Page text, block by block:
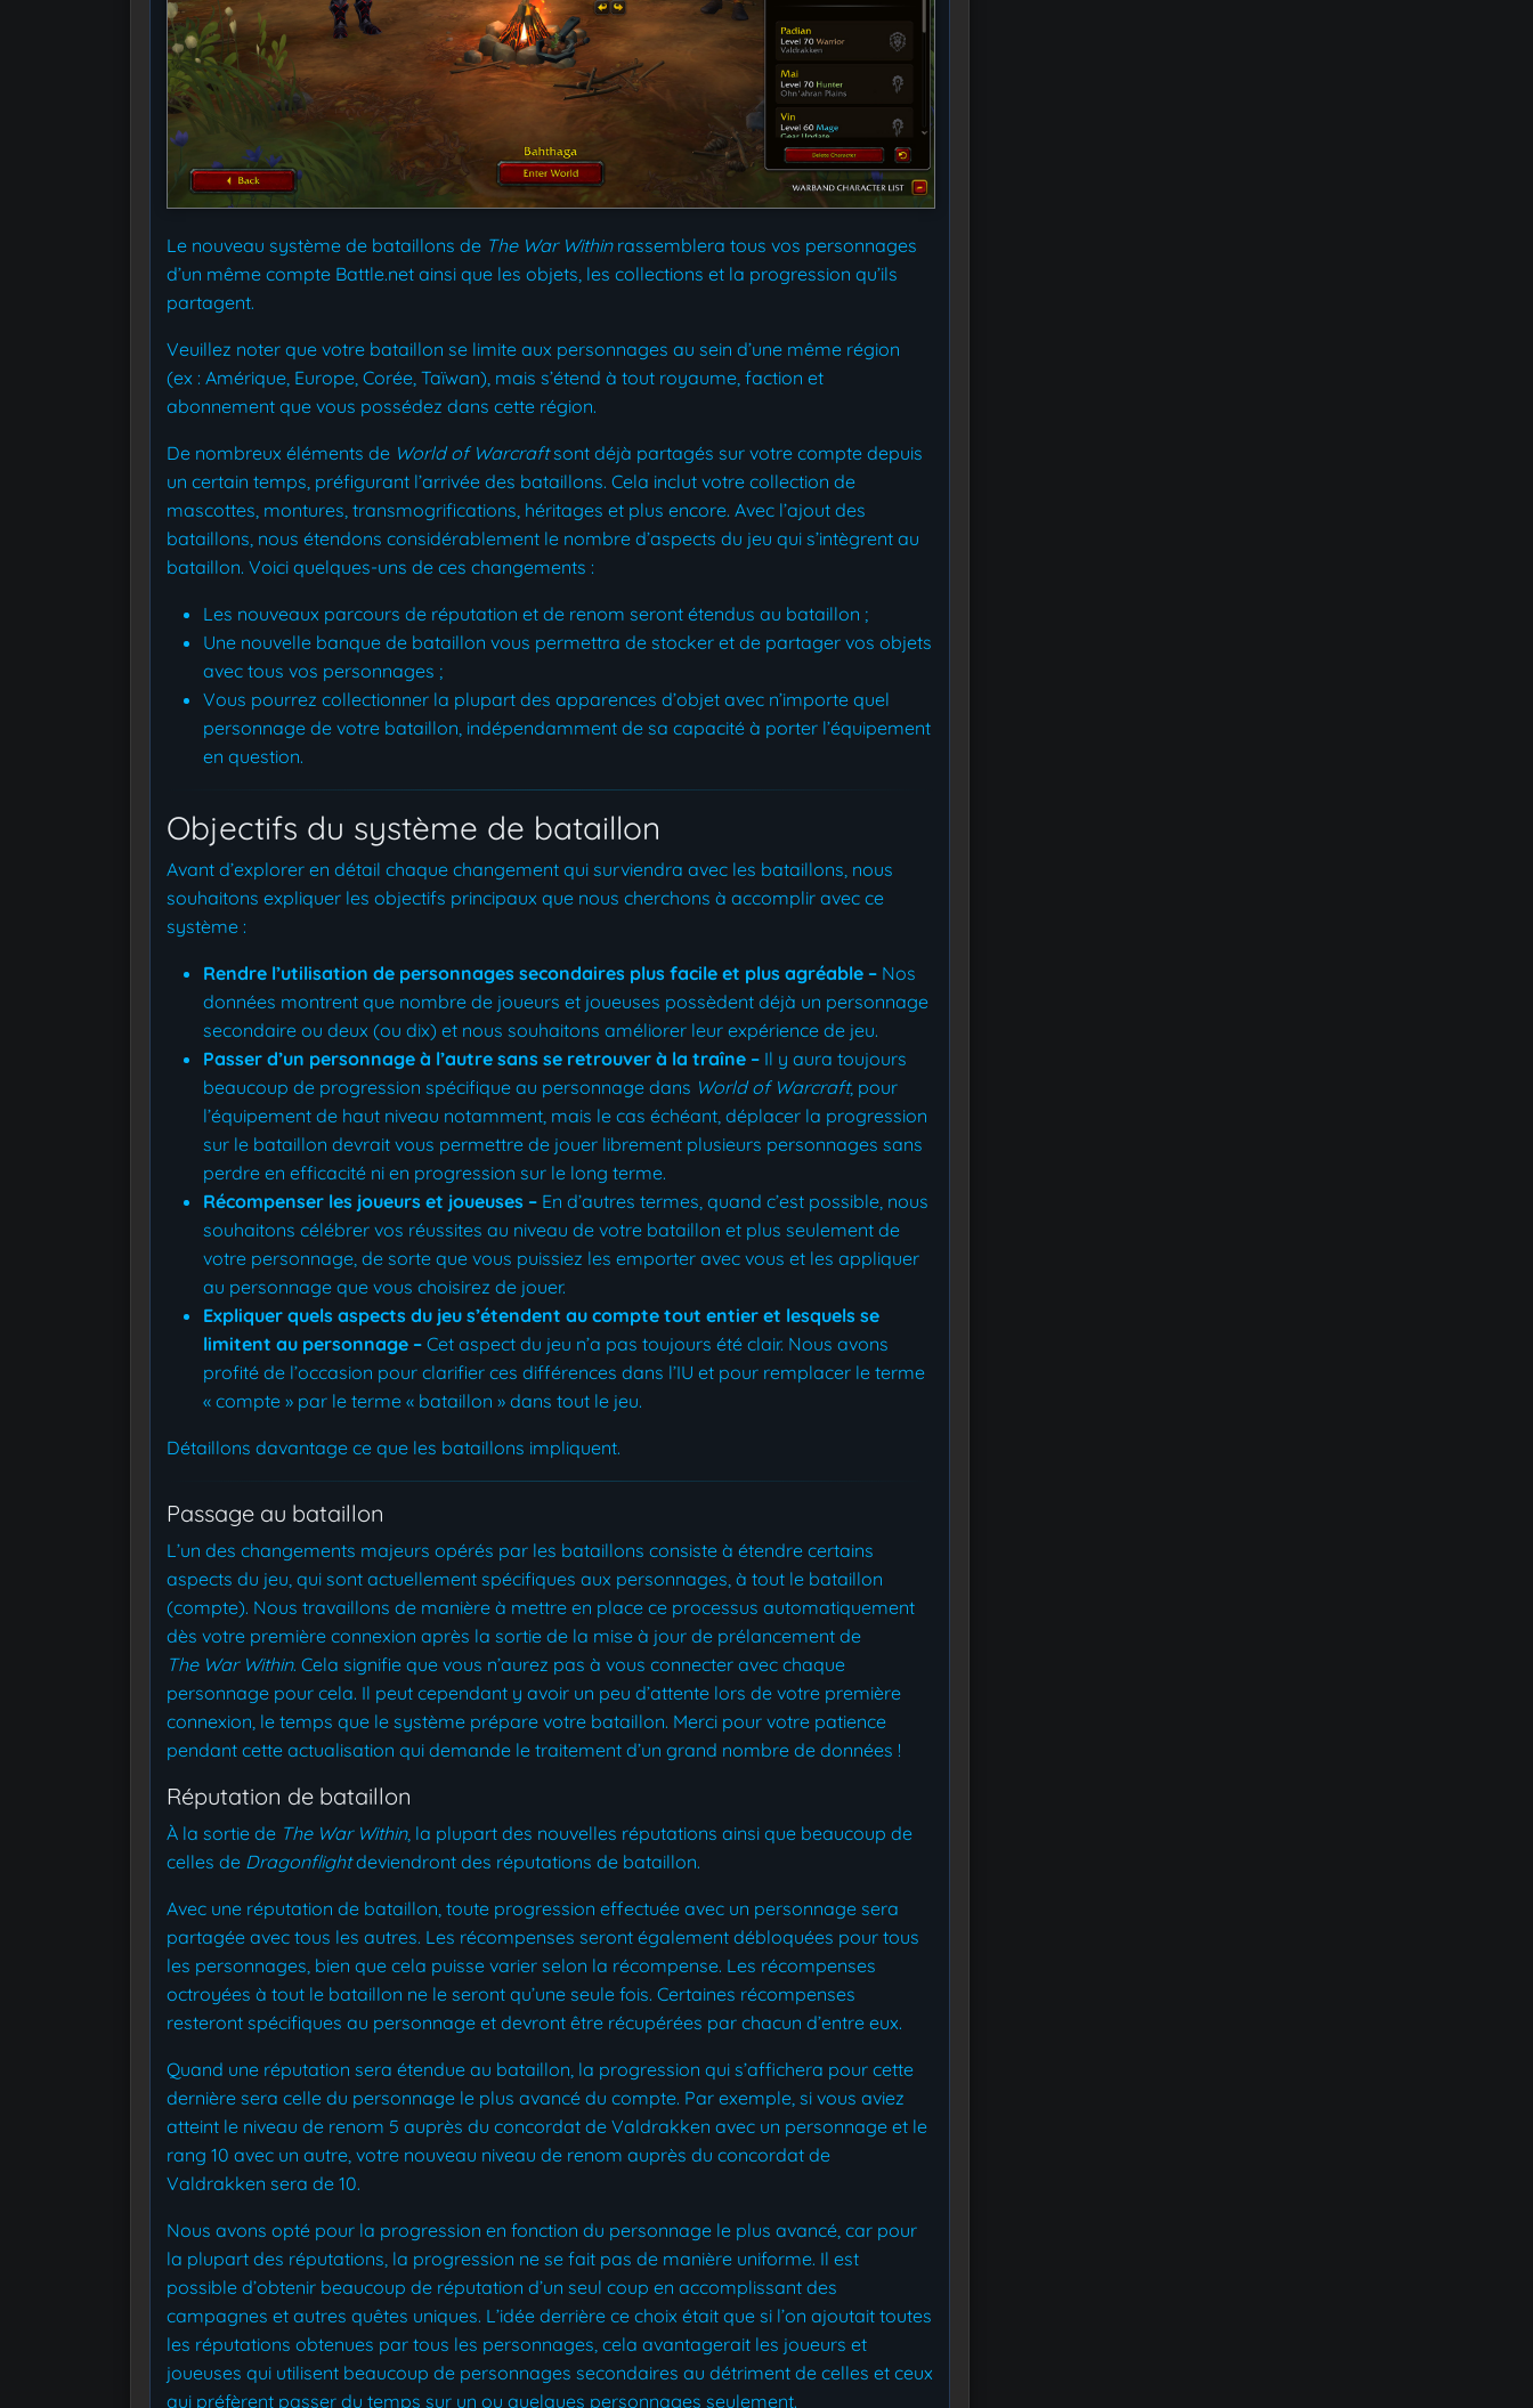
Le nouveau système de bataillons de The War Withinrassemblera tous vos personnages
d’un même compte Battle.net ainsi que les objets, les collections et la progression qu’ils
partagent.
Veuillez noter que votre bataillon se limite aux personnages au sein d’une même région
(ex : Amérique, Europe, Corée, Taïwan), mais s’étend à tout royaume, faction et
abonnement que vous possédez dans cette région.
De nombreux éléments de World of Warcraftsont déjà partagés sur votre compte depuis
un certain temps, préfigurant l’arrivée des bataillons. Cela inclut votre collection de
mascottes, montures, transmogrifications, héritages et plus encore. Avec l’ajout des
bataillons, nous étendons considérablement le nombre d’aspects du jeu qui s’intègrent au
bataillon. Voici quelques-uns de ces changements :
Les nouveaux parcours de réputation et de renom seront étendus au bataillon ;
Une nouvelle banque de bataillon vous permettra de stocker et de partager vos objets
avec tous vos personnages ;
Vous pourrez collectionner la plupart des apparences d’objet avec n’importe quel
personnage de votre bataillon, indépendamment de sa capacité à porter l’équipement
en question.
Objectifs du système de bataillon
Avant d’explorer en détail chaque changement qui surviendra avec les bataillons, nous
souhaitons expliquer les objectifs principaux que nous cherchons à accomplir avec ce
système :
Rendre l’utilisation de personnages secondaires plus facile et plus agréable – Nos
données montrent que nombre de joueurs et joueuses possèdent déjà un personnage
secondaire ou deux (ou dix) et nous souhaitons améliorer leur expérience de jeu.
Passer d’un personnage à l’autre sans se retrouver à la traîne – Il y aura toujours
beaucoup de progression spécifique au personnage dans World of Warcraft, pour
l’équipement de haut niveau notamment, mais le cas échéant, déplacer la progression
sur le bataillon devrait vous permettre de jouer librement plusieurs personnages sans
perdre en efficacité ni en progression sur le long terme.
Récompenser les joueurs et joueuses – En d’autres termes, quand c’est possible, nous
souhaitons célébrer vos réussites au niveau de votre bataillon et plus seulement de
votre personnage, de sorte que vous puissiez les emporter avec vous et les appliquer
au personnage que vous choisirez de jouer.
Expliquer quels aspects du jeu s’étendent au compte tout entier et lesquels se
limitent au personnage – Cet aspect du jeu n’a pas toujours été clair. Nous avons
profité de l’occasion pour clarifier ces différences dans l’IU et pour remplacer le terme
« compte » par le terme « bataillon » dans tout le jeu.
Détaillons davantage ce que les bataillons impliquent.
Passage au bataillon
L’un des changements majeurs opérés par les bataillons consiste à étendre certains
aspects du jeu, qui sont actuellement spécifiques aux personnages, à tout le bataillon
(compte). Nous travaillons de manière à mettre en place ce processus automatiquement
dès votre première connexion après la sortie de la mise à jour de prélancement de
The War Within. Cela signifie que vous n’aurez pas à vous connecter avec chaque
personnage pour cela. Il peut cependant y avoir un peu d’attente lors de votre première
connexion, le temps que le système prépare votre bataillon. Merci pour votre patience
pendant cette actualisation qui demande le traitement d’un grand nombre de données !
Réputation de bataillon
À la sortie de The War Within, la plupart des nouvelles réputations ainsi que beaucoup de
celles de Dragonflightdeviendront des réputations de bataillon.
Avec une réputation de bataillon, toute progression effectuée avec un personnage sera
partagée avec tous les autres. Les récompenses seront également débloquées pour tous
les personnages, bien que cela puisse varier selon la récompense. Les récompenses
octroyées à tout le bataillon ne le seront qu’une seule fois. Certaines récompenses
resteront spécifiques au personnage et devront être récupérées par chacun d’entre eux.
Quand une réputation sera étendue au bataillon, la progression qui s’affichera pour cette
dernière sera celle du personnage le plus avancé du compte. Par exemple, si vous aviez
atteint le niveau de renom 5 auprès du concordat de Valdrakken avec un personnage et le
rang 10 avec un autre, votre nouveau niveau de renom auprès du concordat de
Valdrakken sera de 10.
Nous avons opté pour la progression en fonction du personnage le plus avancé, car pour
la plupart des réputations, la progression ne se fait pas de manière uniforme. Il est
possible d’obtenir beaucoup de réputation d’un seul coup en accomplissant des
campagnes et autres quêtes uniques. L’idée derrière ce choix était que si l’on ajoutait toutes
les réputations obtenues par tous les personnages, cela avantagerait les joueurs et
joueuses qui utilisent beaucoup de personnages secondaires au détriment de celles et ceux
qui préfèrent passer du temps sur un ou quelques personnages seulement.